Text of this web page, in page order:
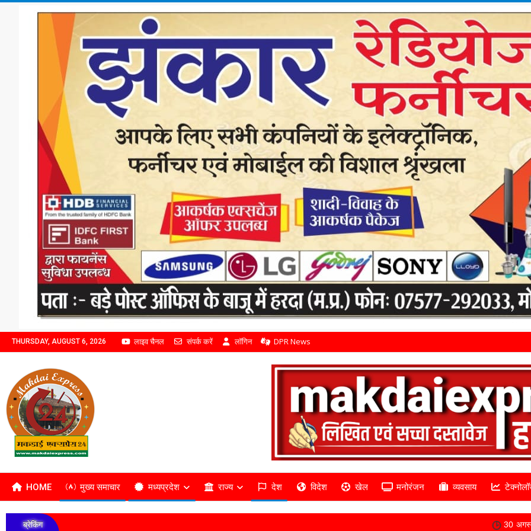
THURSDAY, AUGUST 6, 2026 लाइव चैनल संपर्क करें लॉगिन DPR News
HOME मुख्य समाचार मध्यप्रदेश राज्य देश विदेश खेल मनोरंजन व्यवसाय
ब्रेकिंग 30 अगस्त तक करें आवेदन, दाल